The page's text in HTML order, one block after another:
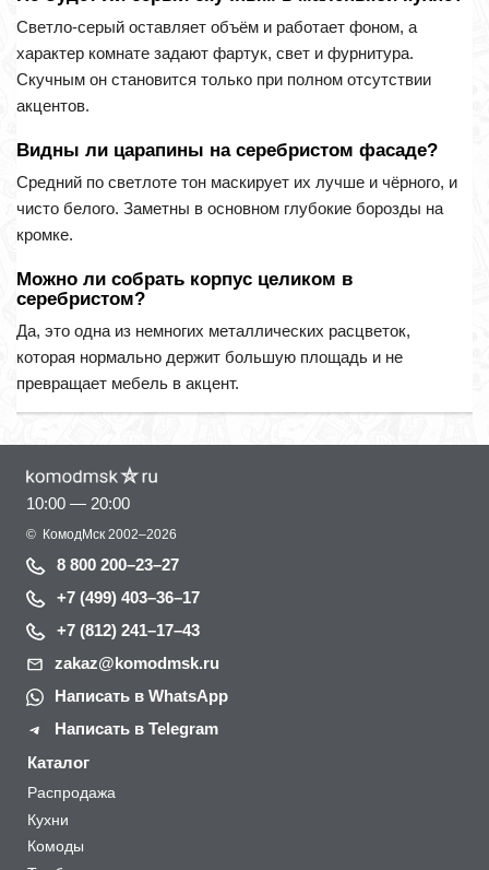
Светло-серый оставляет объём и работает фоном, а
характер комнате задают фартук, свет и фурнитура.
Скучным он становится только при полном отсутствии
акцентов.
Видны ли царапины на серебристом фасаде?
Средний по светлоте тон маскирует их лучше и чёрного, и
чисто белого. Заметны в основном глубокие борозды на
кромке.
Можно ли собрать корпус целиком в
серебристом?
Да, это одна из немногих металлических расцветок,
которая нормально держит большую площадь и не
превращает мебель в акцент.
10:00 — 20:00
© КомодМск 2002–2026
8 800 200–23–27
+7 (499) 403–36–17
+7 (812) 241–17–43
zakaz@komodmsk.ru
Написать в WhatsApp
Написать в Telegram
Каталог
Распродажа
Кухни
Комоды